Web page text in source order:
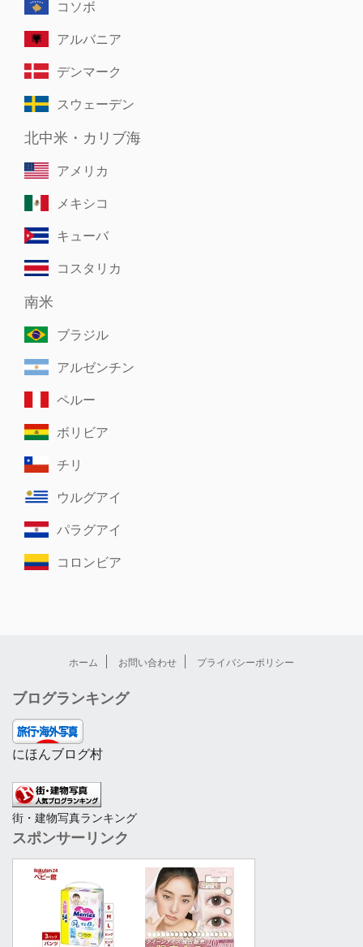
コソボ
アルバニア
デンマーク
スウェーデン
北中米・カリブ海
アメリカ
メキシコ
キューバ
コスタリカ
南米
ブラジル
アルゼンチン
ペルー
ボリビア
チリ
ウルグアイ
パラグアイ
コロンビア
ホーム お問い合わせ プライバシーポリシー
ブログランキング
にほんブログ村
街・建物写真ランキング
スポンサーリンク